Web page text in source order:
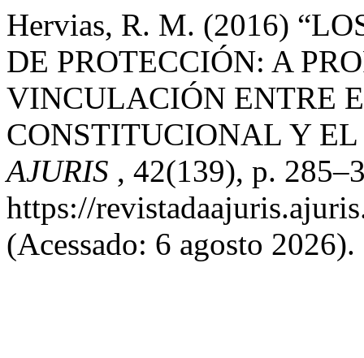
Hervias, R. M. (2016)
DE PROTECCIÓN: A
VINCULACIÓN ENTRE
CONSTITUCIONAL Y
AJURIS , 42(139), p.
https://
(Acessado: 6 agosto 2026).